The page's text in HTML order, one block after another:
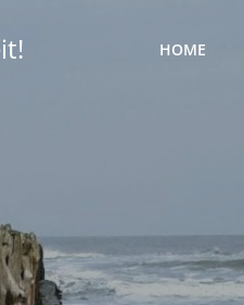
HOME